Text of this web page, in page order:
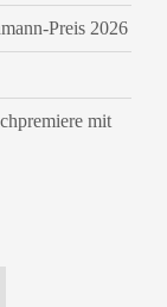
Preis 2026
mit